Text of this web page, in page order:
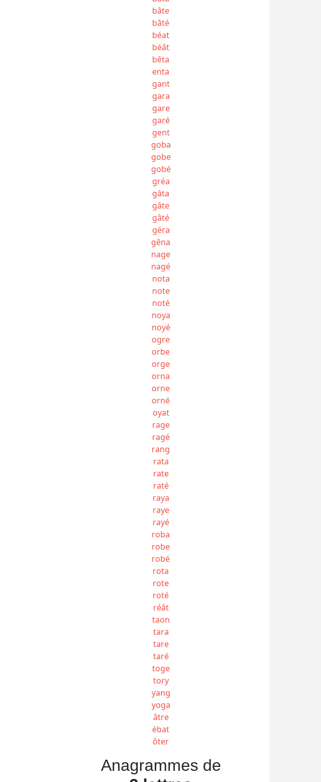
bâte
bâté
béat
béât
bêta
enta
gant
gara
gare
garé
gent
goba
gobe
gobé
gréa
gâta
gâte
gâté
géra
gêna
nage
nagé
nota
note
noté
noya
noyé
ogre
orbe
orge
orna
orne
orné
oyat
rage
ragé
rang
rata
rate
raté
raya
raye
rayé
roba
robe
robé
rota
rote
roté
réât
taon
tara
tare
taré
toge
tory
yang
yoga
âtre
ébat
ôter
Anagrammes de